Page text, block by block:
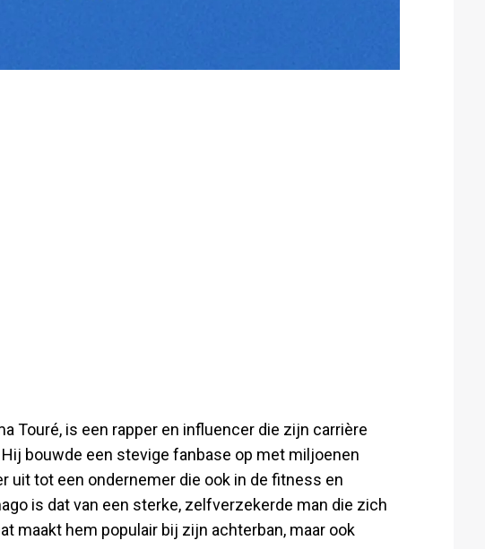
Touré, is een rapper en influencer die zijn carrière
bouwde een stevige fanbase op met miljoenen
uit tot een ondernemer die ook in de fitness en
is dat van een sterke, zelfverzekerde man die zich
maakt hem populair bij zijn achterban, maar ook